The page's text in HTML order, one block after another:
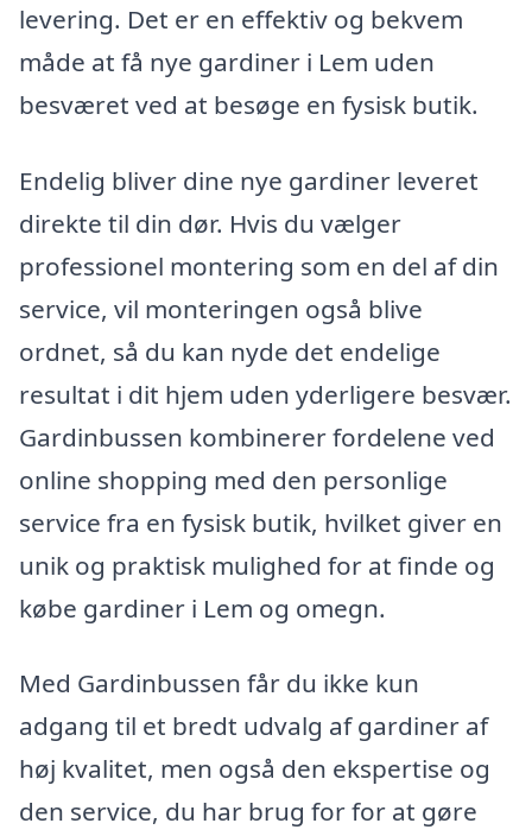
levering. Det er en effektiv og bekvem
måde at få nye gardiner i Lem uden
besværet ved at besøge en fysisk butik.
Endelig bliver dine nye gardiner leveret
direkte til din dør. Hvis du vælger
professionel montering som en del af din
service, vil monteringen også blive
ordnet, så du kan nyde det endelige
resultat i dit hjem uden yderligere besvær.
Gardinbussen kombinerer fordelene ved
online shopping med den personlige
service fra en fysisk butik, hvilket giver en
unik og praktisk mulighed for at finde og
købe gardiner i Lem og omegn.
Med Gardinbussen får du ikke kun
adgang til et bredt udvalg af gardiner af
høj kvalitet, men også den ekspertise og
den service, du har brug for for at gøre